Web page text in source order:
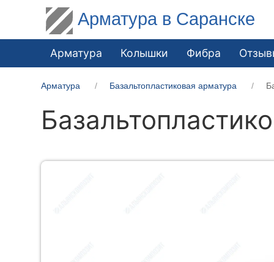
Арматура в Саранске
Арматура Колышки Фибра
Арматура Базальтопластиковая арматура